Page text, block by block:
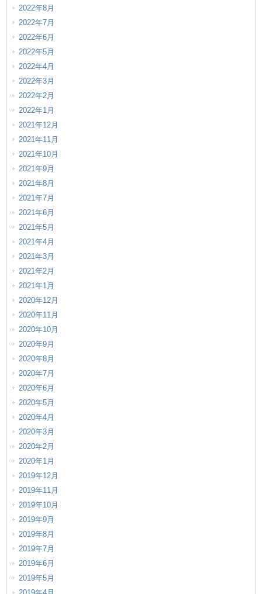
2022年8月
2022年7月
2022年6月
2022年5月
2022年4月
2022年3月
2022年2月
2022年1月
2021年12月
2021年11月
2021年10月
2021年9月
2021年8月
2021年7月
2021年6月
2021年5月
2021年4月
2021年3月
2021年2月
2021年1月
2020年12月
2020年11月
2020年10月
2020年9月
2020年8月
2020年7月
2020年6月
2020年5月
2020年4月
2020年3月
2020年2月
2020年1月
2019年12月
2019年11月
2019年10月
2019年9月
2019年8月
2019年7月
2019年6月
2019年5月